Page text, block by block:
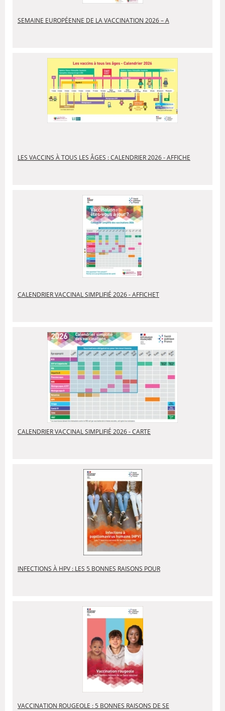
SEMAINE EUROPÉENNE DE LA VACCINATION 2026 – A
LES VACCINS À TOUS LES ÂGES : CALENDRIER 2026 - AFFICHE
CALENDRIER VACCINAL SIMPLIFIÉ 2026 - AFFICHET
CALENDRIER VACCINAL SIMPLIFIÉ 2026 - CARTE
INFECTIONS À HPV : LES 5 BONNES RAISONS POUR
VACCINATION ROUGEOLE : 5 BONNES RAISONS DE SE